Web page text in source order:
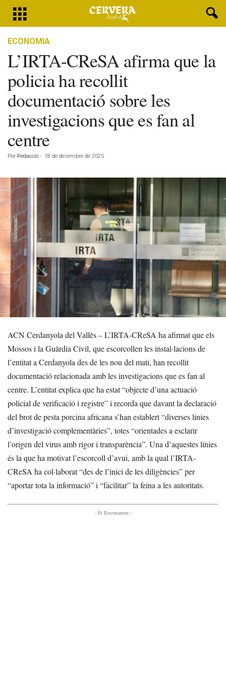
ECONOMIA
L’IRTA-CReSA afirma que la
policia ha recollit
documentació sobre les
investigacions que es fan al
centre
Por Redacció - 18 de desembre de 2025
ACN Cerdanyola del Vallès – L’IRTA-CReSA ha afirmat que els
Mossos i la Guàrdia Civil, que escorcollen les instal·lacions de
l’entitat a Cerdanyola des de les nou del matí, han recollit
documentació relacionada amb les investigacions que es fan al
centre. L’entitat explica que ha estat “objecte d’una actuació
policial de verificació i registre” i recorda que davant la declaració
del brot de pesta porcina africana s’han establert “diverses línies
d’investigació complementàries”, totes “orientades a esclarir
l’origen del virus amb rigor i transparència”. Una d’aquestes línies
és la que ha motivat l’escorcoll d’avui, amb la qual l’IRTA-
CReSA ha col·laborat “des de l’inici de les diligències” per
“aportar tota la informació” i “facilitar” la feina a les autoritats.
- Et Recomanem -